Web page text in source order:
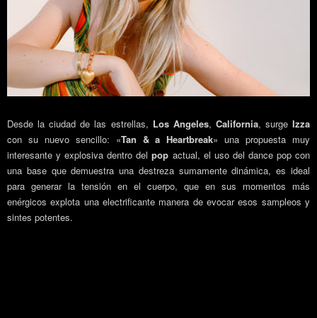
Desde la ciudad de las estrellas, Los Angeles, California, surgeIzza
con su nuevo sencillo: «Tan & a Heartbreak» una propuesta muy
interesante y explosiva dentro delpop actual, el uso del dance pop con
una base que demuestra una destreza sumamente dinámica, es ideal
para generar la tensión en el cuerpo, que en sus momentos más
enérgicos explota una electrificante manera de evocar esos sampleos y
sintes potentes.